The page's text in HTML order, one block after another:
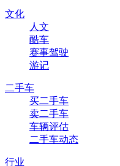
文化
人文
酷车
赛事驾驶
游记
二手车
买二手车
卖二手车
车辆评估
二手车动态
行业